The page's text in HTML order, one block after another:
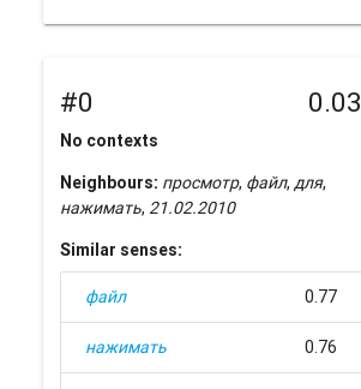
#0 0.03
No contexts
Neighbours: просмотр, файл,для,
нажимать, 21.02.2010
Similar senses:
файл 0.77
нажимать 0.76